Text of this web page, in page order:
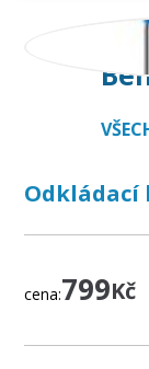
Odkládací
cena:799Kč